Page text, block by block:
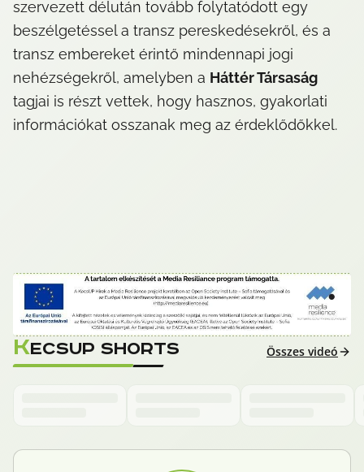
szervezett délután tovább folytatódott egy
beszélgetéssel a transz pereskedésekről, és a
transz embereket érintő mindennapi jogi
nehézségekről, amelyben a Háttér Társaság
tagjai is részt vettek, hogy hasznos, gyakorlati
információkat osszanak meg az érdeklődőkkel.
KECSUP SHORTS Összes videó